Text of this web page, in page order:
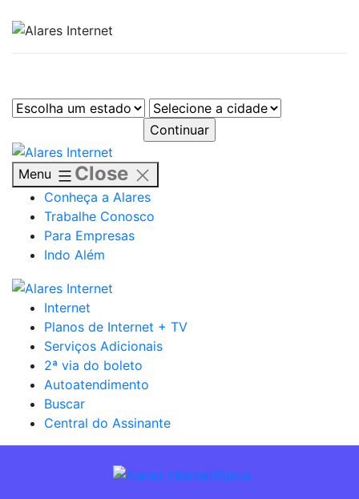
Skip
content
Menu Close
Conheça a Alares
Trabalhe Conosco
Para Empresas
Indo Além
Internet
Planos de Internet + TV
Serviços Adicionais
2ª via do boleto
Autoatendimento
Buscar
Central do Assinante
Busca